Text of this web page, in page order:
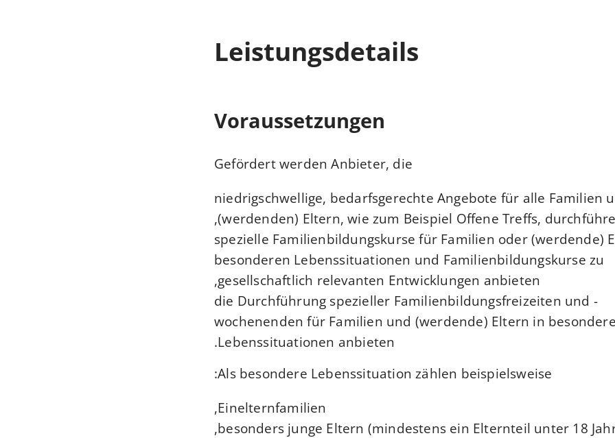
Leistungsdetails
Voraussetzungen
Gefördert werden Anbieter, die
niedrigschwellige, bedarfsgerechte Angebote für alle Familien
(werdenden) Eltern, wie zum Beispiel Offene Treffs,
spezielle Familienbildungskurse für Familien oder (werdende)
besonderen Lebenssituationen und Familienbildungskurse zu
gesellschaftlich relevanten Entwicklungen anbieten,
die Durchführung spezieller Familienbildungsfreizeiten und -
wochenenden für Familien und (werdende) Eltern in
Lebenssituationen anbieten.
Als besondere Lebenssituation zählen beispielsweise:
Einelternfamilien,
besonders junge Eltern (mindestens ein Elternteil unter 18